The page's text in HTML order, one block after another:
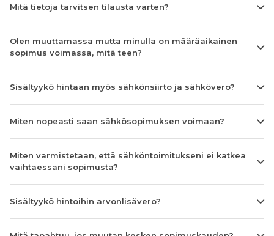
Mitä tietoja tarvitsen tilausta varten?
Olen muuttamassa mutta minulla on määräaikainen
sopimus voimassa, mitä teen?
Sisältyykö hintaan myös sähkönsiirto ja sähkövero?
Miten nopeasti saan sähkösopimuksen voimaan?
Miten varmistetaan, että sähköntoimitukseni ei katkea
vaihtaessani sopimusta?
Sisältyykö hintoihin arvonlisävero?